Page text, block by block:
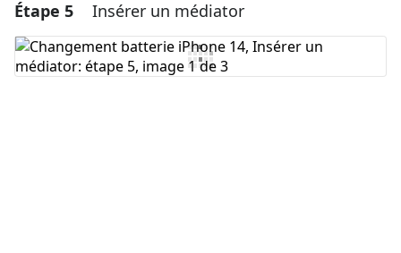
Ajouter un commentaire
Ajouter un commentaire
Étape 5 Insérer un médiator